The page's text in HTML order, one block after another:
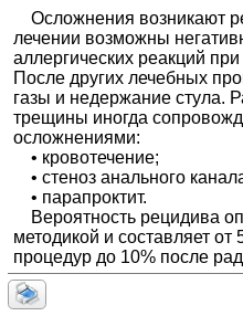
Ещё клиник -1142.
Осложнения возникают
лечении возможны
аллергических реакций
После других лечебных
газы и недержание стула.
трещины иногда
осложнениями:
• кровотечение;
• стеноз анального
• парапроктит.
Вероятность рецидива
методикой и составляет
процедур до 10% после